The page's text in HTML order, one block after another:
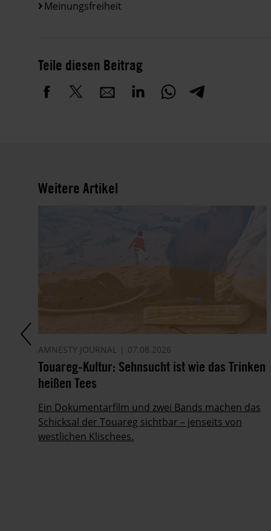
Meinungsfreiheit
Teile diesen Beitrag
Weitere Artikel
AMNESTY JOURNAL 07.08.2026
Touareg-Kultur: Sehnsucht ist wie das Trinken
heißen Tees
Ein Dokumentarfilm und zwei Bands machen das
Schicksal der Touareg sichtbar – jenseits von
westlichen Klischees.